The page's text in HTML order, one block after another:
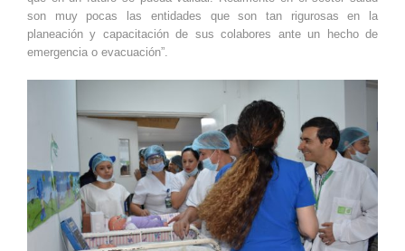
son muy pocas las entidades que son tan rigurosas en la
planeación y capacitación de sus colabores ante un hecho de
emergencia o evacuación”.